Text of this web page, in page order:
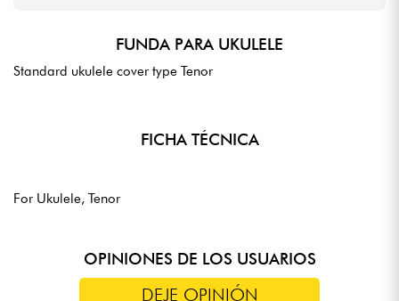
FUNDA PARA UKULELE
Standard ukulele cover type Tenor
FICHA TÉCNICA
For Ukulele, Tenor
OPINIONES DE LOS USUARIOS
DEJE OPINIÓN